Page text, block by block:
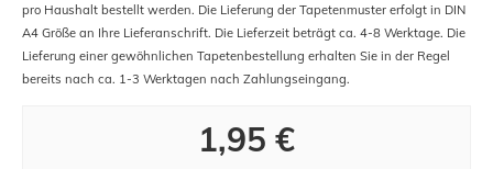
pro Haushalt bestellt werden. Die Lieferung der Tapetenmuster erfolgt in DIN
A4 Größe an Ihre Lieferanschrift. Die Lieferzeit beträgt ca. 4-8 Werktage. Die
Lieferung einer gewöhnlichen Tapetenbestellung erhalten Sie in der Regel
bereits nach ca. 1-3 Werktagen nach Zahlungseingang.
1,95 €